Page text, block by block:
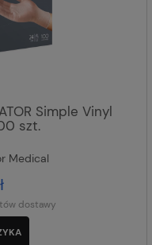
Simple Vinyl
szt.
Medical
dostawy